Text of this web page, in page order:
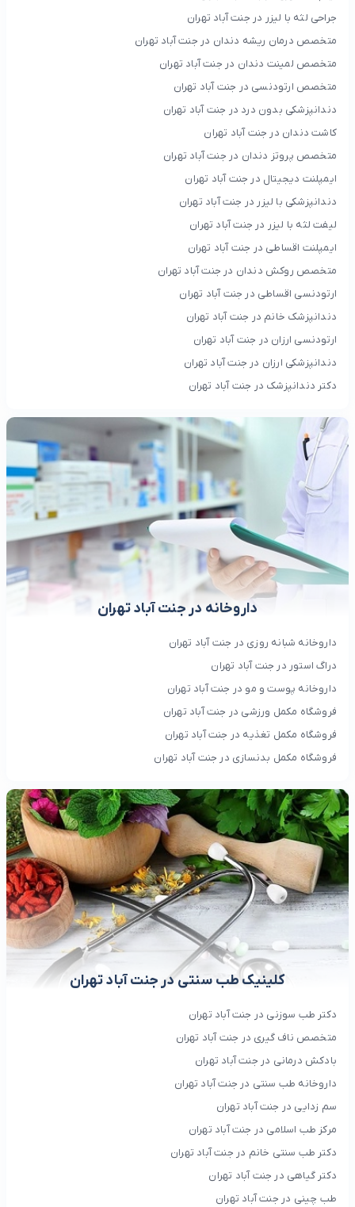
جراحی لثه با لیزر در جنت آباد تهران
متخصص درمان ریشه دندان در جنت آباد تهران
متخصص لمینت دندان در جنت آباد تهران
متخصص ارتودنسی در جنت آباد تهران
دندانپزشکی بدون درد در جنت آباد تهران
کاشت دندان در جنت آباد تهران
متخصص پروتز دندان در جنت آباد تهران
ایمپلنت دیجیتال در جنت آباد تهران
دندانپزشکی با لیزر در جنت آباد تهران
لیفت لثه با لیزر در جنت آباد تهران
ایمپلنت اقساطی در جنت آباد تهران
متخصص روکش دندان در جنت آباد تهران
ارتودنسی اقساطی در جنت آباد تهران
دندانپزشک خانم در جنت آباد تهران
ارتودنسی ارزان در جنت آباد تهران
دندانپزشکی ارزان در جنت آباد تهران
دکتر دندانپزشک در جنت آباد تهران
داروخانه در جنت آباد تهران
داروخانه شبانه روزی در جنت آباد تهران
دراگ استور در جنت آباد تهران
داروخانه پوست و مو در جنت آباد تهران
فروشگاه مکمل ورزشی در جنت آباد تهران
فروشگاه مکمل تغذیه در جنت آباد تهران
فروشگاه مکمل بدنسازی در جنت آباد تهران
کلینیک طب سنتی در جنت آباد تهران
دکتر طب سوزنی در جنت آباد تهران
متخصص ناف گیری در جنت آباد تهران
بادکش درمانی در جنت آباد تهران
داروخانه طب سنتی در جنت آباد تهران
سم زدایی در جنت آباد تهران
مرکز طب اسلامی در جنت آباد تهران
دکتر طب سنتی خانم در جنت آباد تهران
دکتر گیاهی در جنت آباد تهران
طب چینی در جنت آباد تهران